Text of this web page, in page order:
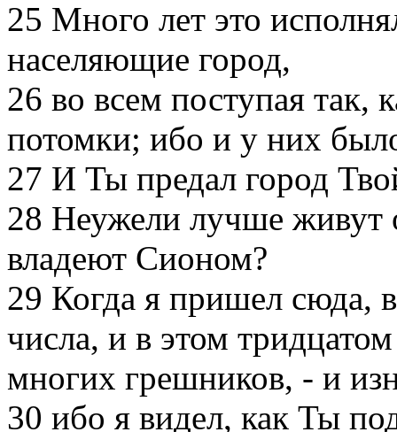
25 Много лет это
населяющие город,
26 во всем поступая так,
потомки; ибо и у них
27 И Ты предал город
28 Неужели лучше живут
владеют Сионом?
29 Когда я пришел сюда,
числа, и в этом
многих грешников, - и
30 ибо я видел, как Ты